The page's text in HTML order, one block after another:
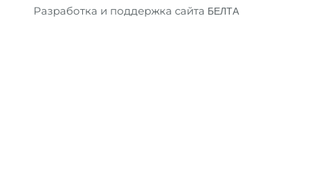
Разработка и поддержка сайта БЕЛТА